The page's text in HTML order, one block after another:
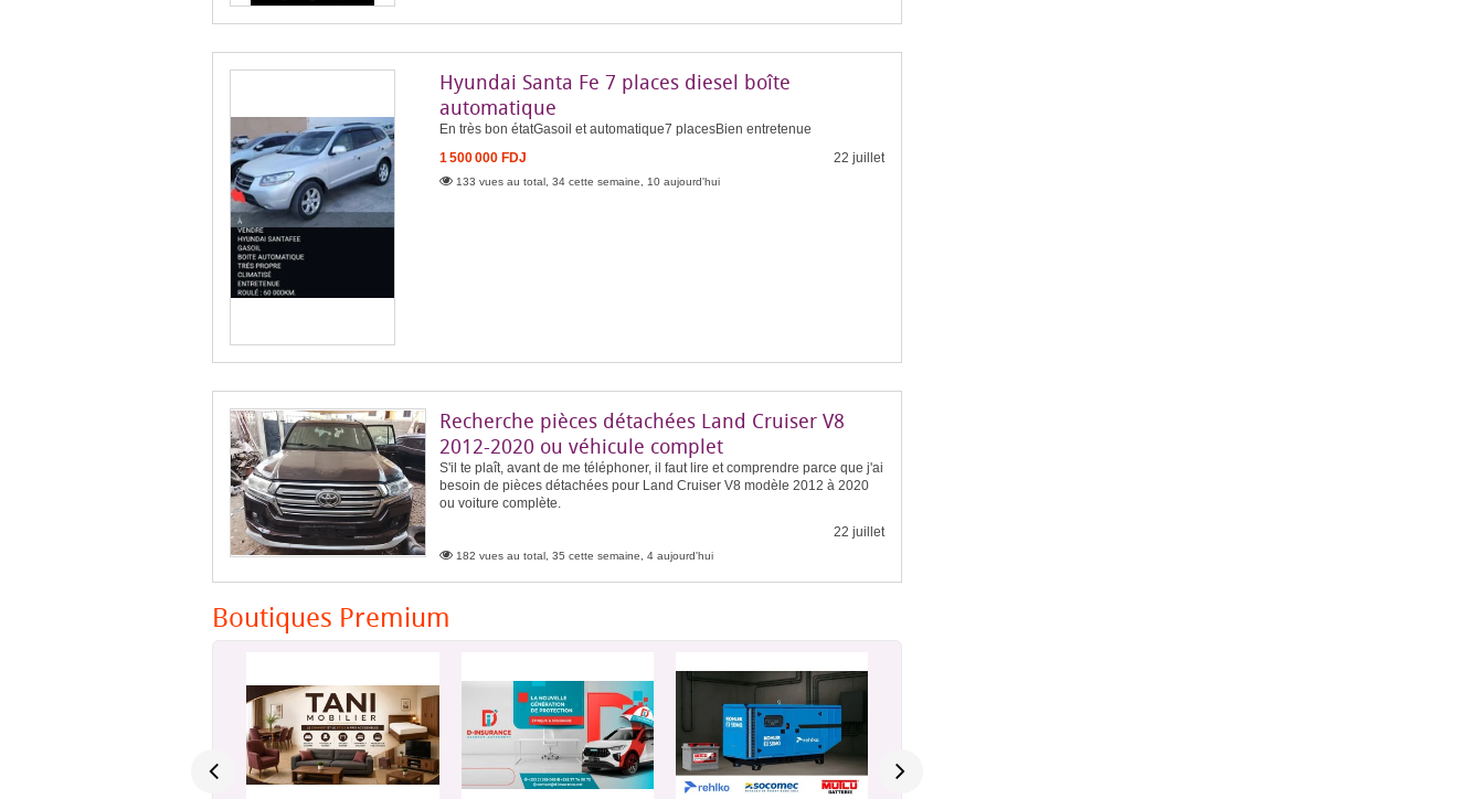
Hyundai Santa Fe 7 places diesel boîte
automatique
En très bon étatGasoil et automatique7 placesBien entretenue
1 500 000 FDJ
22 juillet
133 vues au total, 34 cette semaine, 10 aujourd'hui
Recherche pièces détachées Land Cruiser V8
2012-2020 ou véhicule complet
S'il te plaît, avant de me téléphoner, il faut lire et comprendre parce que j'ai
besoin de pièces détachées pour Land Cruiser V8 modèle 2012 à 2020
ou voiture complète.
22 juillet
182 vues au total, 35 cette semaine, 4 aujourd'hui
Boutiques Premium